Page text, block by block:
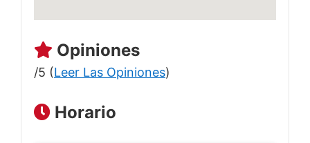
Opiniones
/5 (Leer Las Opiniones)
Horario